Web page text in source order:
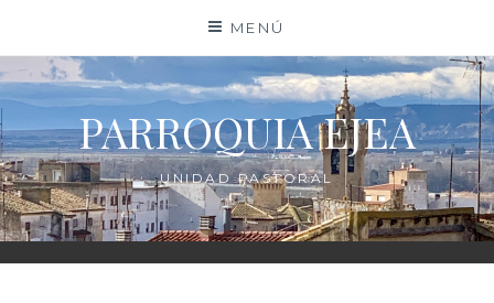
contenido
MENÚ
PARROQUIA EJEA
UNIDAD PASTORAL